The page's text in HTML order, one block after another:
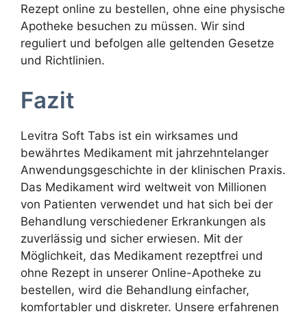
Rezept online zu bestellen, ohne eine physische
Apotheke besuchen zu müssen. Wir sind
reguliert und befolgen alle geltenden Gesetze
und Richtlinien.
Fazit
Levitra Soft Tabs ist ein wirksames und
bewährtes Medikament mit jahrzehntelanger
Anwendungsgeschichte in der klinischen Praxis.
Das Medikament wird weltweit von Millionen
von Patienten verwendet und hat sich bei der
Behandlung verschiedener Erkrankungen als
zuverlässig und sicher erwiesen. Mit der
Möglichkeit, das Medikament rezeptfrei und
ohne Rezept in unserer Online-Apotheke zu
bestellen, wird die Behandlung einfacher,
komfortabler und diskreter. Unsere erfahrenen